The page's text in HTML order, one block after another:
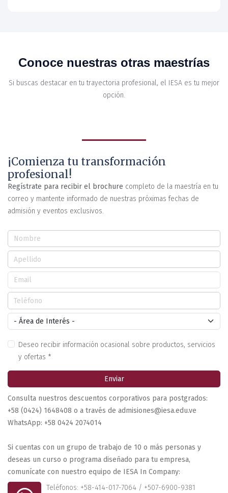
Conoce nuestras otras maestrías
Si buscas destacar en tu trayectoria profesional, el IESA es tu mejor
opción.
Maestría
Maestría
en
Gerencia
Gerencia
de
¡Comienza tu transformación
profesional!
Regístrate para recibir el brochure completo de la maestría en tu
correo y mantente informado de nuestras próximas fechas de
admisión y eventos exclusivos.
Deseo recibir información ocasional sobre productos, servicios
y ofertas *
Enviar
Consulta nuestros descuentos corporativos para postgrados:
+58 (0424) 1648408 o a través de admisiones@iesa.edu.ve
WhatsApp: +58 0424 2074014
Si cuentas con un grupo de trabajo de 10 o más personas y
deseas un curso o programa diseñado para tu empresa,
comunícate con nuestro equipo de IESA In Company:
Teléfonos: +58-414-017-7064 / +507-6900-9381